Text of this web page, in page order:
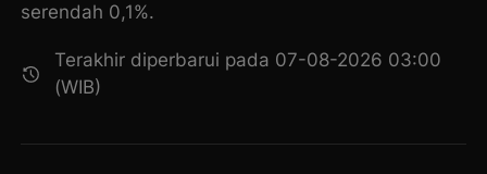
serendah 0,1%.
Terakhir diperbarui pada 07-08-2026 03:00
(WIB)